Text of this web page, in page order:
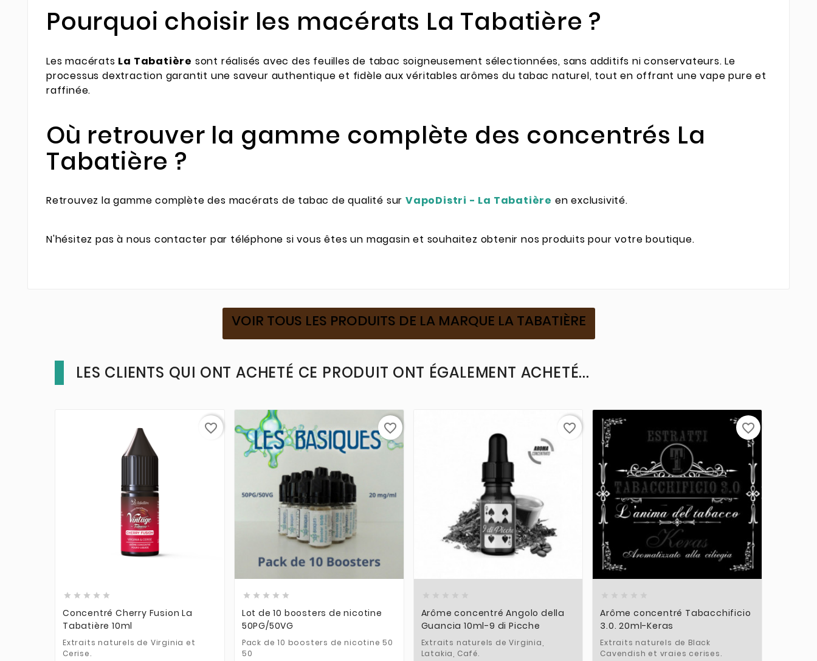
Pourquoi choisir les macérats La Tabatière ?
Les macérats La Tabatière sont réalisés avec des feuilles de tabac soigneusement sélectionnées, sans additifs ni conservateurs. Le
processus dextraction garantit une saveur authentique et fidèle aux véritables arômes du tabac naturel, tout en offrant une vape pure et
raffinée.
Où retrouver la gamme complète des concentrés La
Tabatière ?
Retrouvez la gamme complète des macérats de tabac de qualité sur VapoDistri - La Tabatière en exclusivité.
N'hésitez pas à nous contacter par téléphone si vous êtes un magasin et souhaitez obtenir nos produits pour votre boutique.
VOIR TOUS LES PRODUITS DE LA MARQUE LA TABATIÈRE
LES CLIENTS QUI ONT ACHETÉ CE PRODUIT ONT ÉGALEMENT ACHETÉ...
    
Concentré Cherry Fusion La
Tabatière 10ml
Extraits naturels de Virginia et
Cerise.
favorite_border
  
    
Lot de 10 boosters de nicotine
50PG/50VG
Pack de 10 boosters de nicotine 50
50
favorite_border
Arôme concentré Angolo della
Guancia 10ml-9 di Picche
Extraits naturels de Virginia,
Latakia, Café.
favorite_border
Arôme concentré Tabacchificio
3.0. 20ml-Keras
Extraits naturels de Black
Cavendish et vraies cerises.
favorite_border